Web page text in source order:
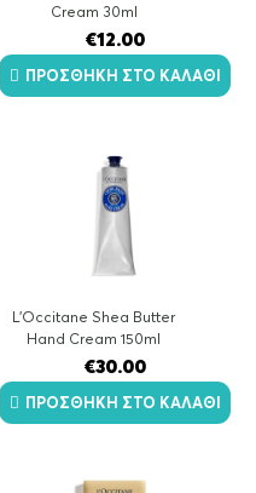
Cream 30ml
€12.00
ΠΡΟΣΘΉΚΗ ΣΤΟ ΚΑΛΆΘΙ
L’Occitane Shea Butter
Hand Cream 150ml
€30.00
ΠΡΟΣΘΉΚΗ ΣΤΟ ΚΑΛΆΘΙ